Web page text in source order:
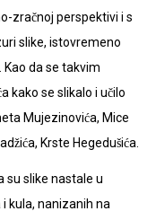
zračnoj perspektivi i s
slike, istovremeno
da se takvim
kako se slikalo i učilo
Mujezinovića, Mice
Krste Hegedušića.
su slike nastale u
kula, nanizanih na